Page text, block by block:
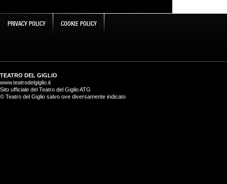
PRIVACY POLICY COOKIE POLICY
TEATRO DEL GIGLIO
www.teatrodelgiglio.it
Sito ufficiale del Teatro del Giglio ATG
© Teatro del Giglio salvo ove diversamente indicato